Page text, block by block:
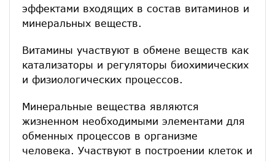
эффектами входящих в состав витаминов и
минеральных веществ.
Витамины участвуют в обмене веществ как
катализаторы и регуляторы биохимических
и физиологических процессов.
Минеральные вещества являются
жизненном необходимыми элементами для
обменных процессов в организме
человека. Участвуют в построении клеток и